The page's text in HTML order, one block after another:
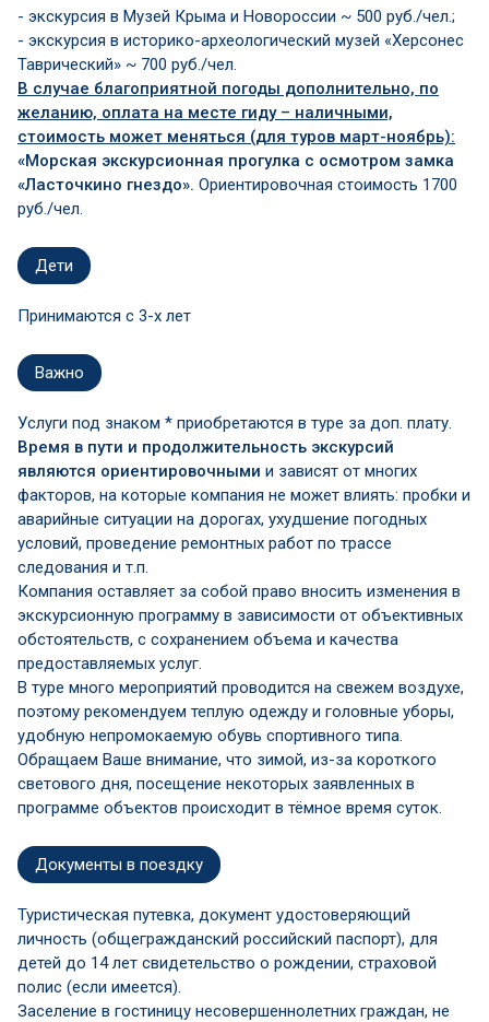
- экскурсия в Музей Крыма и Новороссии ~ 500 руб./чел.;
- экскурсия в историко-археологический музей «Херсонес
Таврический» ~ 700 руб./чел.
В случае благоприятной погоды дополнительно, по
желанию, оплата на месте гиду – наличными,
стоимость может меняться (для туров март-ноябрь):
«Морская экскурсионная прогулка с осмотром замка
«Ласточкино гнездо». Ориентировочная стоимость 1700
руб./чел.
Дети
Принимаются c 3-х лет
Важно
Услуги под знаком * приобретаются в туре за доп. плату.
Время в пути и продолжительность экскурсий
являются ориентировочными и зависят от многих
факторов, на которые компания не может влиять: пробки и
аварийные ситуации на дорогах, ухудшение погодных
условий, проведение ремонтных работ по трассе
следования и т.п.
Компания оставляет за собой право вносить изменения в
экскурсионную программу в зависимости от объективных
обстоятельств, с сохранением объема и качества
предоставляемых услуг.
В туре много мероприятий проводится на свежем воздухе,
поэтому рекомендуем теплую одежду и головные уборы,
удобную непромокаемую обувь спортивного типа.
Обращаем Ваше внимание, что зимой, из-за короткого
светового дня, посещение некоторых заявленных в
программе объектов происходит в тёмное время суток.
Документы в поездку
Туристическая путевка, документ удостоверяющий
личность (общегражданский российский паспорт), для
детей до 14 лет свидетельство о рождении, страховой
полис (если имеется).
Заселение в гостиницу несовершеннолетних граждан, не